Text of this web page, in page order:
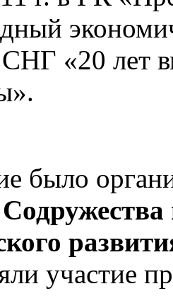
«20 лет
было
участие